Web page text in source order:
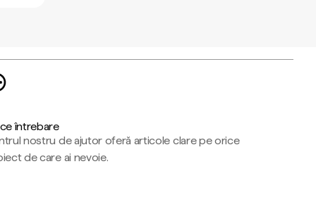
întrebare
nostru de ajutor oferă articole clare pe orice
de care ai nevoie.